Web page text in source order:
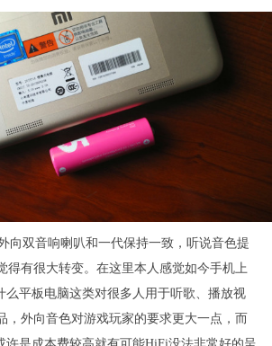
向双音响喇叭和一代保持一致，听说音色提
得有很大转变。在这里本人感觉如今手机上
么平板电脑这类对很多人用于听歌、播放视
，外向音色对游戏玩家的要求更大一点，而